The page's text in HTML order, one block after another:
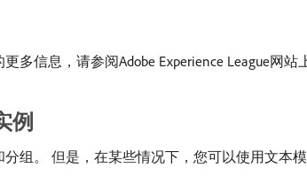
信息，请参阅Adobe Experience League网站上
例
组。 但是，在某些情况下，您可以使用文本模